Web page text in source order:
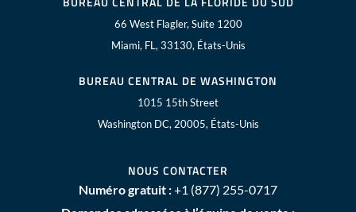
66 West Flagler, Suite 1200
Miami, FL, 33130, États-Unis
BUREAU CENTRAL DE WASHINGTON
1015 15th Street
Washington DC, 20005, États-Unis
NOUS CONTACTER
Numéro gratuit :+1 (877) 255-0717